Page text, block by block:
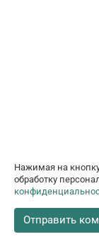
Нажимая на
обработку